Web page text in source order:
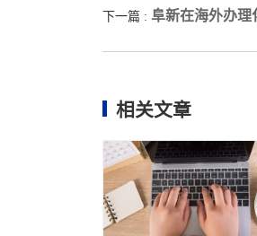
下一篇 : 阜新在海外办理
相关文章